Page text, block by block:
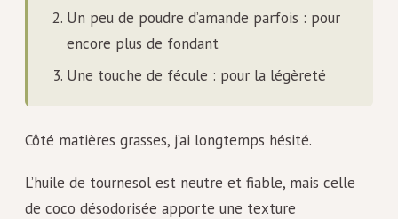
Un peu de poudre d’amande parfois : pour
encore plus de fondant
Une touche de fécule : pour la légèreté
Côté matières grasses, j’ai longtemps hésité.
L’huile de tournesol est neutre et fiable, mais celle
de coco désodorisée apporte une texture